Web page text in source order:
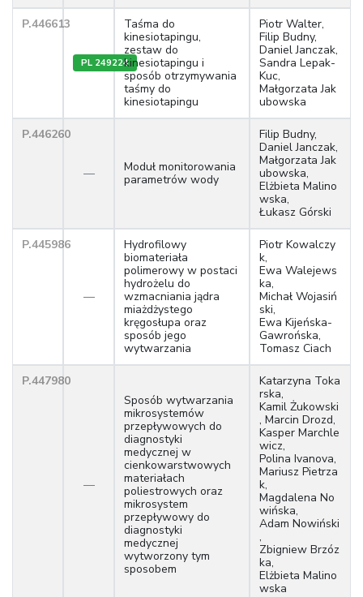
P.446613
PL 249224
Taśma do
kinesiotapingu,
zestaw do
kinesiotapingu i
sposób otrzymywania
taśmy do
kinesiotapingu
Piotr Walter,
Filip Budny,
Daniel Janczak,
Sandra Lepak-
Kuc,
Małgorzata Jak
ubowska
P.446260
—
Moduł monitorowania
parametrów wody
Filip Budny,
Daniel Janczak,
Małgorzata Jak
ubowska,
Elżbieta Malino
wska,
Łukasz Górski
P.445986
—
Hydrofilowy
biomateriała
polimerowy w postaci
hydrożelu do
wzmacniania jądra
miażdżystego
kręgosłupa oraz
sposób jego
wytwarzania
Piotr Kowalczy
k,
Ewa Walejews
ka,
Michał Wojasiń
ski,
Ewa Kijeńska-
Gawrońska,
Tomasz Ciach
P.447980
—
Sposób wytwarzania
mikrosystemów
przepływowych do
diagnostyki
medycznej w
cienkowarstwowych
materiałach
poliestrowych oraz
mikrosystem
przepływowy do
diagnostyki
medycznej
wytworzony tym
sposobem
Katarzyna Toka
rska,
Kamil Żukowski
, Marcin Drozd,
Kasper Marchle
wicz,
Polina Ivanova,
Mariusz Pietrza
k,
Magdalena No
wińska,
Adam Nowiński
,
Zbigniew Brzóz
ka,
Elżbieta Malino
wska